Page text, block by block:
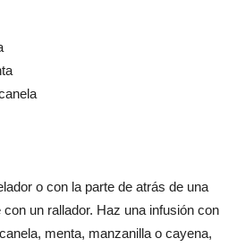
o con la parte de atrás de una
un rallador. Haz una infusión con
menta, manzanilla o cayena,